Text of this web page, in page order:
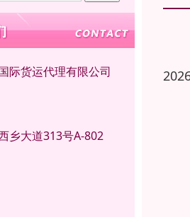
际货运代理有限公司
乡大道313号A-802